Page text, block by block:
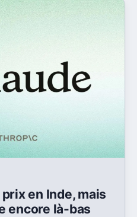
en Inde, mais
encore là-bas